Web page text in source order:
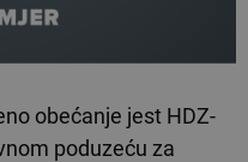
obećanje jest HDZ-
poduzeću za